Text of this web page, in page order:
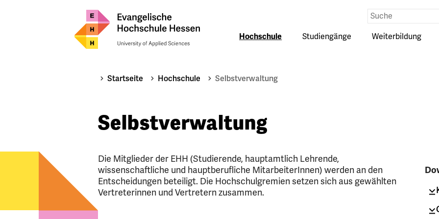
Eingabe
Suche
Hochschule
Untermenü
Studiengänge
Untermenü
Weiterbildung
Untermenü
Startseite Hochschule Selbstverwaltung
Selbstverwaltung
Die Mitglieder der EHH (Studierende, hauptamtlich Lehrende,
wissenschaftliche und hauptberufliche MitarbeiterInnen) werden an den
Entscheidungen beteiligt. Die Hochschulgremien setzen sich aus gewählten
Vertreterinnen und Vertretern zusammen.